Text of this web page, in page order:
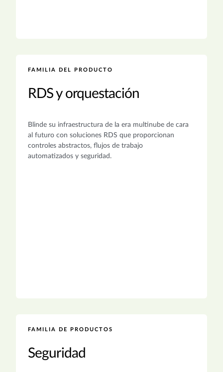
FAMILIA DEL PRODUCTO
RDS y orquestación
Blinde su infraestructura de la era multinube de cara
al futuro con soluciones RDS que proporcionan
controles abstractos, flujos de trabajo
automatizados y seguridad.
FAMILIA DE PRODUCTOS
Seguridad